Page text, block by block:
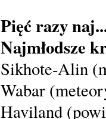
Pięć razy
Najmłodsze
Sikhote-Alin
Wabar
Haviland